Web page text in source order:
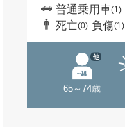
普通乗用車(1)
死亡(0) 負傷(1)
65～74歳
他